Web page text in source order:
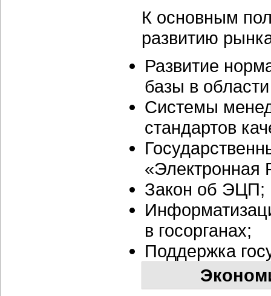
К основным
развитию
Развитие
базы в
Системы
стандартов
«Электронная
Закон об ЭЦП;
в госорганах;
Поддержка